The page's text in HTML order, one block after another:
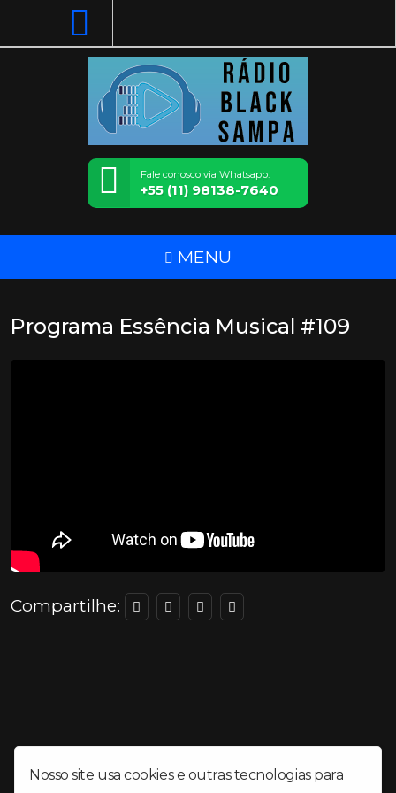
Fale conosco via Whatsapp:
+55 (11) 98138-7640
MENU
Programa Essência Musical #109
Compartilhe:
Nosso site usa cookies e outras tecnologias para